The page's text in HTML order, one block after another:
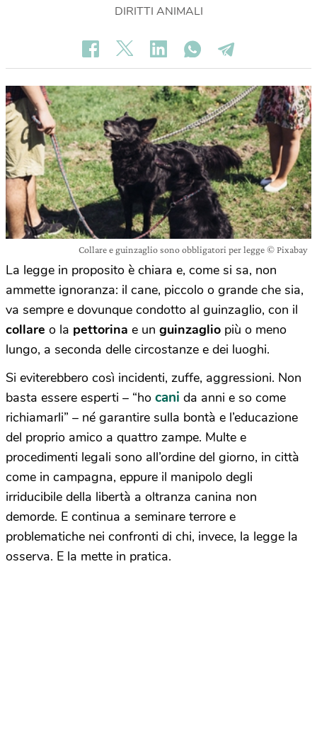
DIRITTI ANIMALI
Collare e guinzaglio sono obbligatori per legge © Pixabay
La legge in proposito è chiara e, come si sa, non
ammette ignoranza: il cane, piccolo o grande che sia,
va sempre e dovunque condotto al guinzaglio, con il
collare o la pettorina e un guinzaglio più o meno
lungo, a seconda delle circostanze e dei luoghi.
Si eviterebbero così incidenti, zuffe, aggressioni. Non
basta essere esperti – “ho cani da anni e so come
richiamarli” – né garantire sulla bontà e l’educazione
del proprio amico a quattro zampe. Multe e
procedimenti legali sono all’ordine del giorno, in città
come in campagna, eppure il manipolo degli
irriducibile della libertà a oltranza canina non
demorde. E continua a seminare terrore e
problematiche nei confronti di chi, invece, la legge la
osserva. E la mette in pratica.